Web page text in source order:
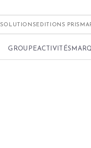
EDITIONS PRISMA
GROUPEACTIVITÉS